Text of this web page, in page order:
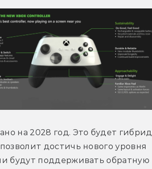
на 2028 год. Это будет гибрид
достичь нового уровня
будут поддерживать обратную